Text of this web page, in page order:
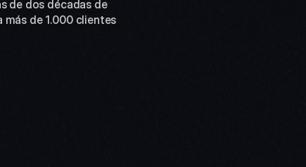
de 1.000 clientes